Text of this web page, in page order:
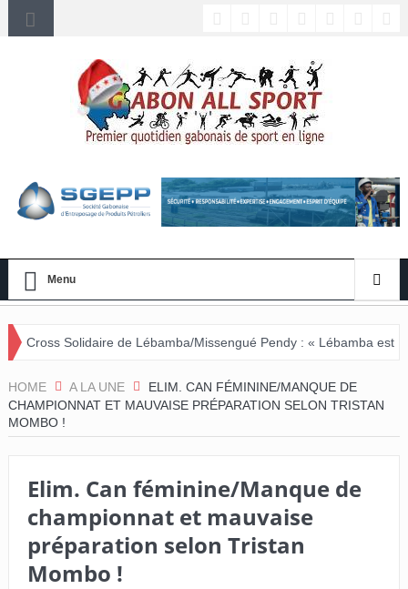
Menu
de Lébamba/Missengué Pendy : « Lébamba est prêt à accueillir ce
HOME A LA UNE
ELIM. CAN FÉMININE/MANQUE DE
CHAMPIONNAT ET MAUVAISE PRÉPARATION SELON TRISTAN
MOMBO !
Elim. Can féminine/Manque de
championnat et mauvaise
préparation selon Tristan
Mombo !